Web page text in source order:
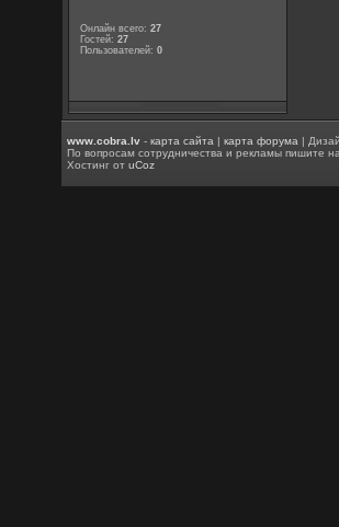
Онлайн всего:27
Гостей:27
Пользователей:0
www.cobra.lv -карта сайта |карта форума |
По вопросам сотрудничества и рекламы пишите
Хостинг отuCoz